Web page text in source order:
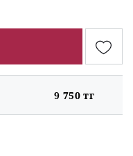
9 750 тг